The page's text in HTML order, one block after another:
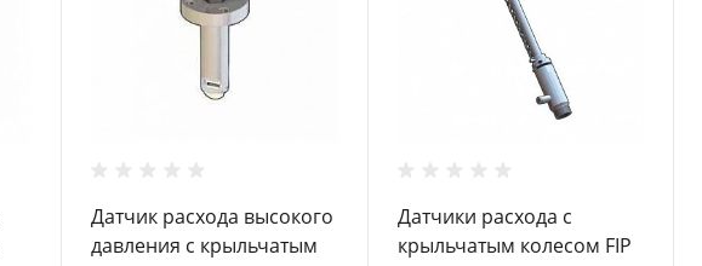
Датчик расхода высокого
давления с крыльчатым
Датчики расхода с
крыльчатым колесом FIP